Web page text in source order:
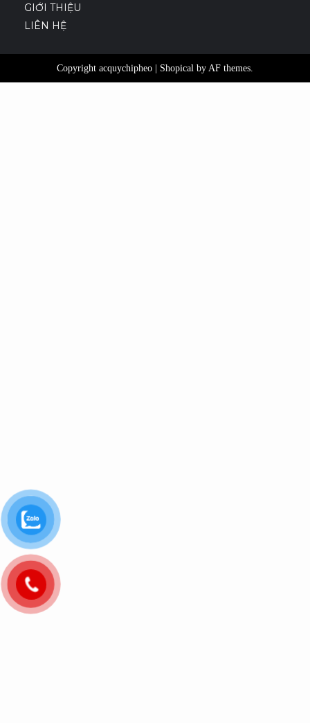
GIỚI THIỆU
LIÊN HỆ
Copyright acquychipheo | Shopical by AF themes.